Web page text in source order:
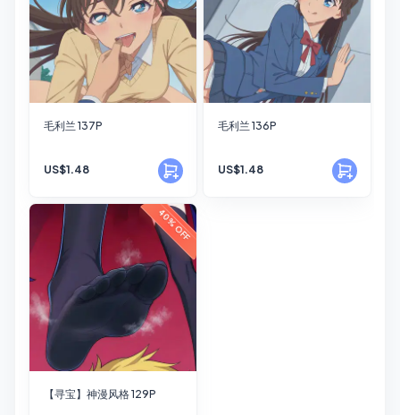
毛利兰 137P
US$1.48
毛利兰 136P
US$1.48
40% OFF
【寻宝】神漫风格 129P